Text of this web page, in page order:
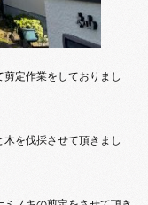
定作業をしておりまし
を伐採させて頂きまし